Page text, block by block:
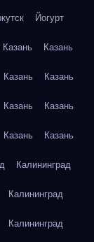
Йогурт
Казань Казань
Казань Казань
Казань Казань
Казань Казань
Калининград
Калининград
Калининград